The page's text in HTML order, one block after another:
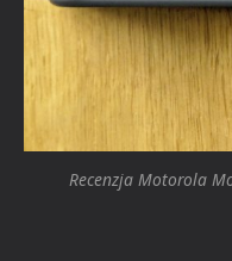
Recenzja Motorola